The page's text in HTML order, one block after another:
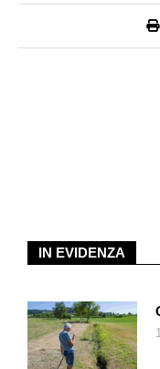
sappiamo spesso
Currentzis.
creare confronti che
Dreyer, di Visconti, di
Shostakovich e
IN EVIDENZA